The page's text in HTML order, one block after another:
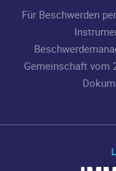
Für Beschwerden
Gemeinschaft vom